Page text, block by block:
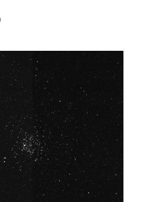
Creative Commons Attribution 2.0